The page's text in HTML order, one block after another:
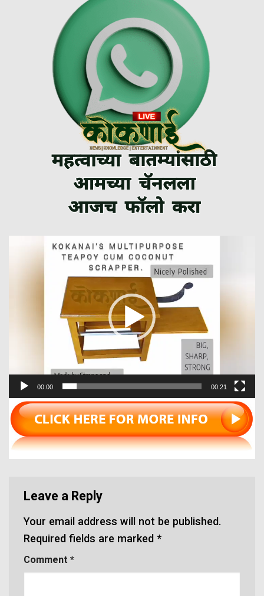
00:00 00:21
Leave a Reply
Your email address will not be published.
Required fields are marked *
Comment *